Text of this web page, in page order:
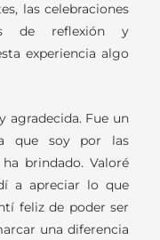
las celebraciones
de reflexión y
experiencia algo
agradecida. Fue un
que soy por las
brindado. Valoré
a apreciar lo que
feliz de poder ser
una diferencia